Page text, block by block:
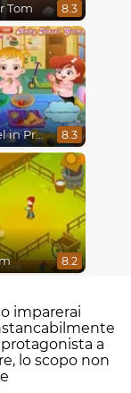
Tom 8.3
Baby Hazel in Preschool 8.3
8.2
imparerai
a
lo scopo non